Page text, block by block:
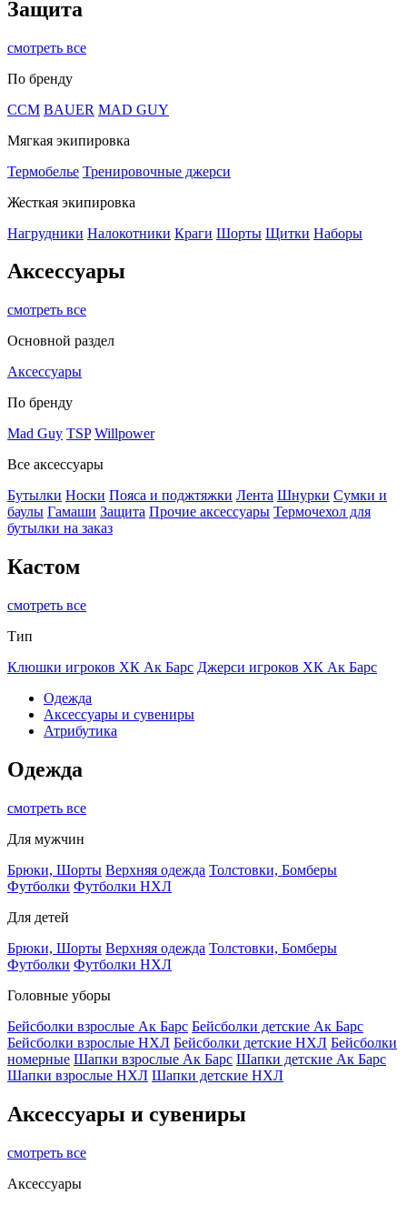
Защита
смотреть все
По бренду
CCM BAUER MAD GUY
Мягкая экипировка
Термобелье Тренировочные джерси
Жесткая экипировка
Нагрудники Налокотники Краги Шорты Щитки Наборы
Аксессуары
смотреть все
Основной раздел
Аксессуары
По бренду
Mad Guy TSP Willpower
Все аксессуары
Бутылки Носки Пояса и поджтяжки Лента Шнурки Сумки и
баулы Гамаши Защита Прочие аксессуары Термочехол для
бутылки на заказ
Кастом
смотреть все
Тип
Клюшки игроков ХК Ак Барс Джерси игроков ХК Ак Барс
Одежда
Аксессуары и сувениры
Атрибутика
Одежда
смотреть все
Для мужчин
Брюки, Шорты Верхняя одежда Толстовки, Бомберы
Футболки Футболки НХЛ
Для детей
Брюки, Шорты Верхняя одежда Толстовки, Бомберы
Футболки Футболки НХЛ
Головные уборы
Бейсболки взрослые Ак Барс Бейсболки детские Ак Барс
Бейсболки взрослые НХЛ Бейсболки детские НХЛ Бейсболки
номерные Шапки взрослые Ак Барс Шапки детские Ак Барс
Шапки взрослые НХЛ Шапки детские НХЛ
Аксессуары и сувениры
смотреть все
Аксессуары